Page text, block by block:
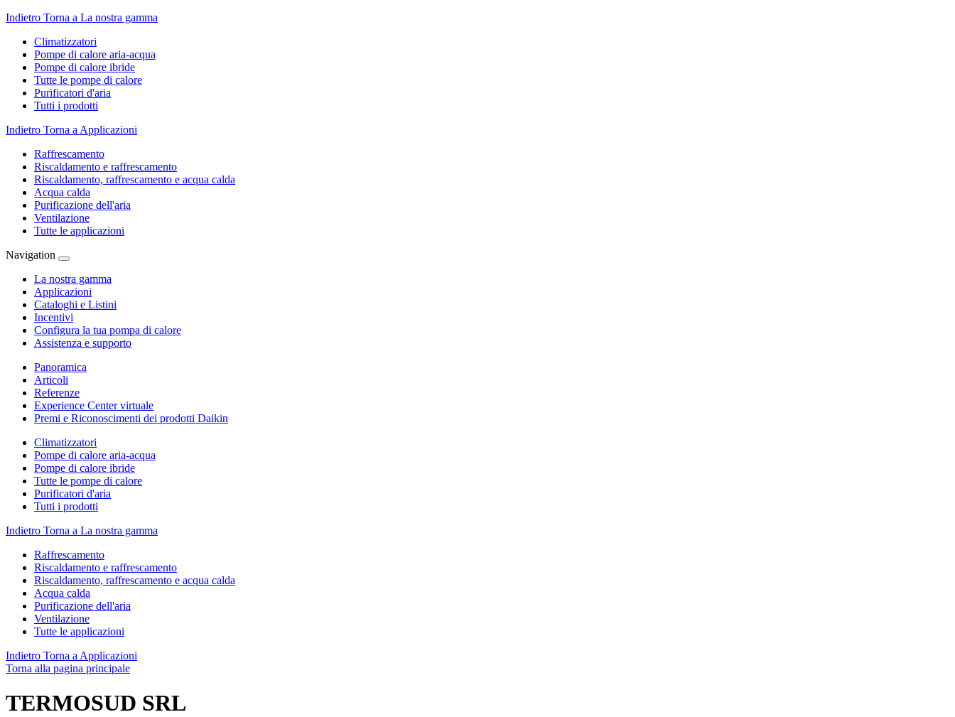
Indietro Torna a La nostra gamma
Climatizzatori
Pompe di calore aria-acqua
Pompe di calore ibride
Tutte le pompe di calore
Purificatori d'aria
Tutti i prodotti
Indietro Torna a Applicazioni
Raffrescamento
Riscaldamento e raffrescamento
Riscaldamento, raffrescamento e acqua calda
Acqua calda
Purificazione dell'aria
Ventilazione
Tutte le applicazioni
Navigation
La nostra gamma
Applicazioni
Cataloghi e Listini
Incentivi
Configura la tua pompa di calore
Assistenza e supporto
Panoramica
Articoli
Referenze
Experience Center virtuale
Premi e Riconoscimenti dei prodotti Daikin
Climatizzatori
Pompe di calore aria-acqua
Pompe di calore ibride
Tutte le pompe di calore
Purificatori d'aria
Tutti i prodotti
Indietro Torna a La nostra gamma
Raffrescamento
Riscaldamento e raffrescamento
Riscaldamento, raffrescamento e acqua calda
Acqua calda
Purificazione dell'aria
Ventilazione
Tutte le applicazioni
Indietro Torna a Applicazioni
Torna alla pagina principale
TERMOSUD SRL